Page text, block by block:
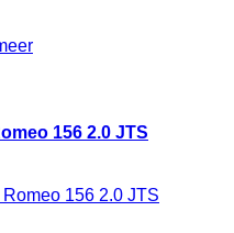
156 2.0 JTS